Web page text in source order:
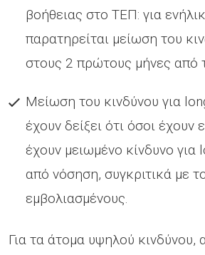
βοήθειας στο ΤΕΠ: για
παρατηρείται μείωση του
στους 2 πρώτους μήνες από
Μείωση του κινδύνου για
έχουν δείξει ότι όσοι έχουν
έχουν μειωμένο κίνδυνο για
από νόσηση, συγκριτικά με
εμβολιασμένους.
Για τα άτομα υψηλού κινδύνου,